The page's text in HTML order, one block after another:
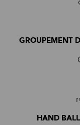
GROUPEMENT
HAND